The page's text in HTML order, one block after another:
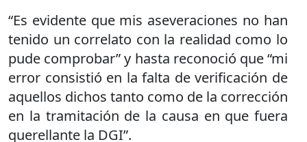
“Es evidente que mis aseveraciones no han
tenido un correlato con la realidad como lo
pude comprobar” y hasta reconoció que “mi
error consistió en la falta de verificación de
aquellos dichos tanto como de la corrección
en la tramitación de la causa en que fuera
querellante la DGI”.